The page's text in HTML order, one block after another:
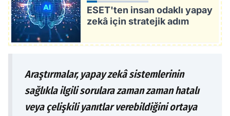
ESET'ten insan odaklı yapay
zekâ için stratejik adım
Araştırmalar, yapay zekâ sistemlerinin
sağlıkla ilgili sorulara zaman zaman hatalı
veya çelişkili yanıtlar verebildiğini ortaya